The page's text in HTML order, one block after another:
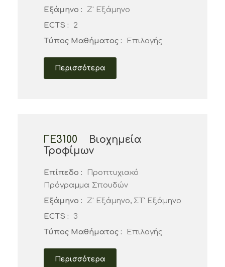
Εξάμηνο :
Ζ' Εξάμηνο
ECTS :
2
Τύπος Μαθήματος :
Επιλογής
Περισσότερα
ΓΕ3100
Βιοχημεία
Τροφίμων
Επίπεδο :
Προπτυχιακό
Πρόγραμμα Σπουδών
Εξάμηνο :
Ζ' Εξάμηνο, ΣΤ' Εξάμηνο
ECTS :
3
Τύπος Μαθήματος :
Επιλογής
Περισσότερα